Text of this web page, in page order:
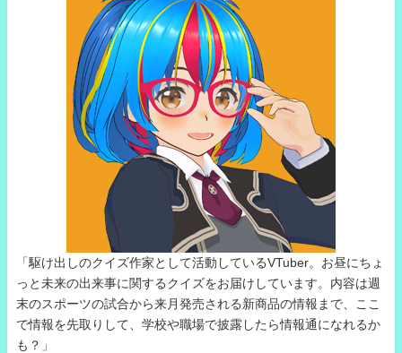
「駆け出しのクイズ作家として活動しているVTuber。お昼にちょ
っと未来の出来事に関するクイズをお届けしています。内容は週
末のスポーツの試合から来月発売される新商品の情報まで、ここ
で情報を先取りして、学校や職場で披露したら情報通になれるか
も？」